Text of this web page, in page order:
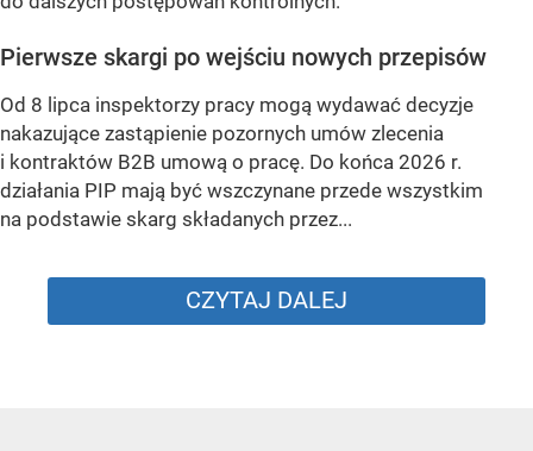
Pierwsze skargi po wejściu nowych przepisów
Od 8 lipca inspektorzy pracy mogą wydawać decyzje
nakazujące zastąpienie pozornych umów zlecenia
i kontraktów B2B umową o pracę. Do końca 2026 r.
działania PIP mają być wszczynane przede wszystkim
na podstawie skarg składanych przez...
CZYTAJ DALEJ